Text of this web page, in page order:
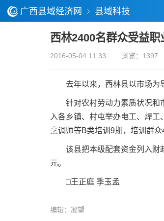
广西县域经济网 县域科技
西林2400名群众受益职
2016-05-04 11:33 浏览：1397
去年以来，西林县以市场为导
针对农村劳动力素质状况和市
入各乡镇、村屯举办电工、焊
烹调师等B类培训9期，培训群
该县把本级配套资金列入财政
元。
□王正庭 季玉孟
编辑：凝望